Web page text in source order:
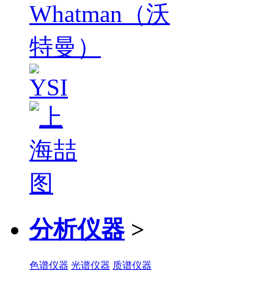
分析仪器 >
色谱仪器 光谱仪器 质谱仪器